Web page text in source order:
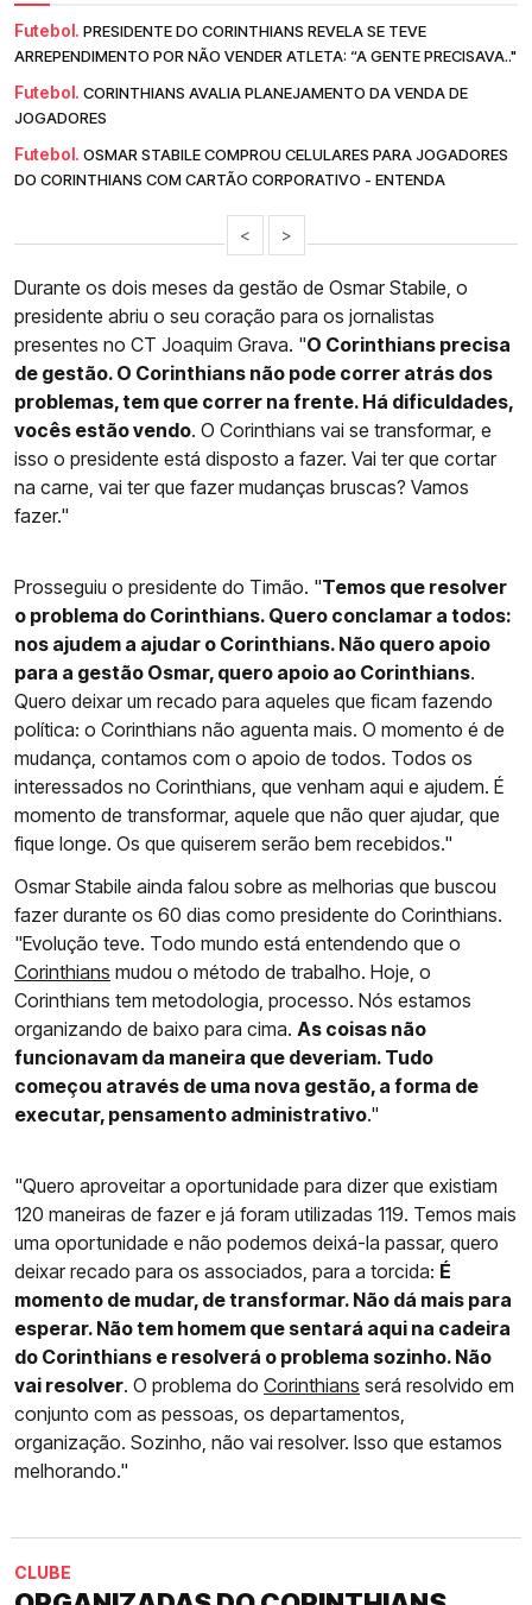
Futebol. PRESIDENTE DO CORINTHIANS REVELA SE TEVE
ARREPENDIMENTO POR NÃO VENDER ATLETA: “A GENTE PRECISAVA.."
Futebol. CORINTHIANS AVALIA PLANEJAMENTO DA VENDA DE
JOGADORES
Futebol. OSMAR STABILE COMPROU CELULARES PARA JOGADORES
DO CORINTHIANS COM CARTÃO CORPORATIVO - ENTENDA
< >
Durante os dois meses da gestão de Osmar Stabile, o
presidente abriu o seu coração para os jornalistas
presentes no CT Joaquim Grava. "O Corinthians precisa
de gestão. O Corinthians não pode correr atrás dos
problemas, tem que correr na frente. Há dificuldades,
vocês estão vendo. O Corinthians vai se transformar, e
isso o presidente está disposto a fazer. Vai ter que cortar
na carne, vai ter que fazer mudanças bruscas? Vamos
fazer."
Prosseguiu o presidente do Timão. "Temos que resolver
o problema do Corinthians. Quero conclamar a todos:
nos ajudem a ajudar o Corinthians. Não quero apoio
para a gestão Osmar, quero apoio ao Corinthians.
Quero deixar um recado para aqueles que ficam fazendo
política: o Corinthians não aguenta mais. O momento é de
mudança, contamos com o apoio de todos. Todos os
interessados no Corinthians, que venham aqui e ajudem. É
momento de transformar, aquele que não quer ajudar, que
fique longe. Os que quiserem serão bem recebidos."
Osmar Stabile ainda falou sobre as melhorias que buscou
fazer durante os 60 dias como presidente do Corinthians.
"Evolução teve. Todo mundo está entendendo que o
Corinthians mudou o método de trabalho. Hoje, o
Corinthians tem metodologia, processo. Nós estamos
organizando de baixo para cima. As coisas não
funcionavam da maneira que deveriam. Tudo
começou através de uma nova gestão, a forma de
executar, pensamento administrativo."
"Quero aproveitar a oportunidade para dizer que existiam
120 maneiras de fazer e já foram utilizadas 119. Temos mais
uma oportunidade e não podemos deixá-la passar, quero
deixar recado para os associados, para a torcida: É
momento de mudar, de transformar. Não dá mais para
esperar. Não tem homem que sentará aqui na cadeira
do Corinthians e resolverá o problema sozinho. Não
vai resolver. O problema do Corinthians será resolvido em
conjunto com as pessoas, os departamentos,
organização. Sozinho, não vai resolver. Isso que estamos
melhorando."
CLUBE